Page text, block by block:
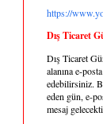
https://
Dış Ticaret
Dış Ticaret
alanına e-
edebilirsiniz.
eden gün, e-
mesaj